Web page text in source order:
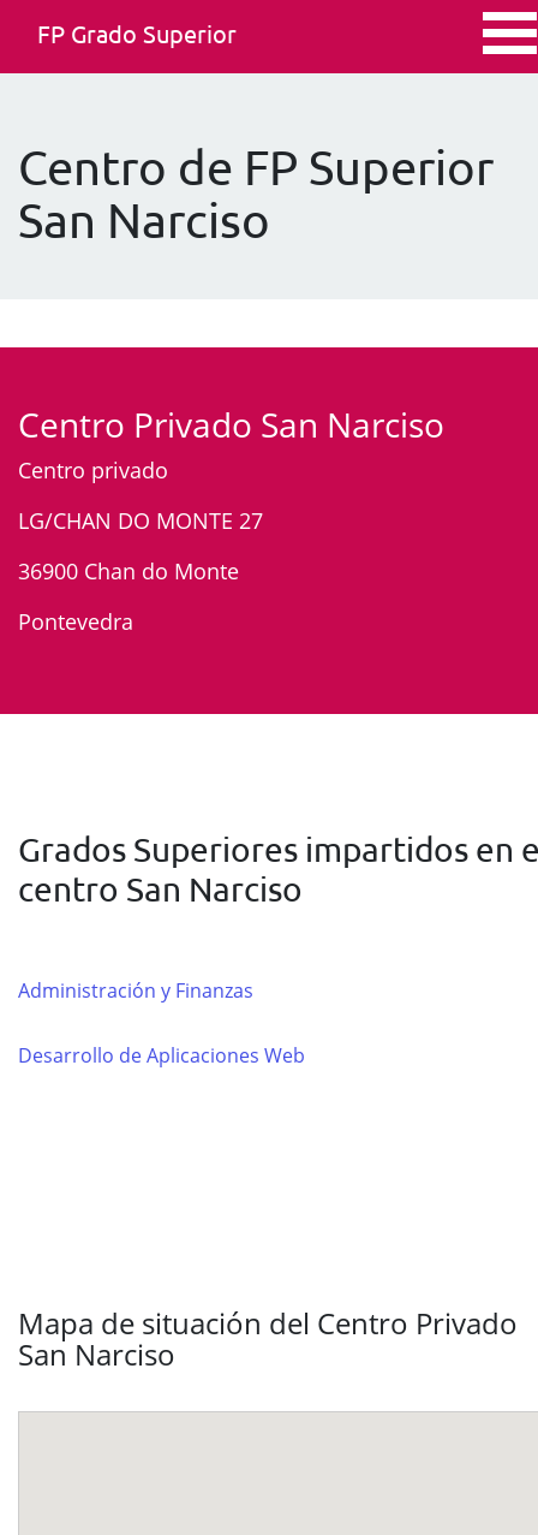
FP Grado Superior
Centro de FP Superior
San Narciso
Centro Privado San Narciso
Centro privado
LG/CHAN DO MONTE 27
36900 Chan do Monte
Pontevedra
Grados Superiores impartidos en
centro San Narciso
Administración y Finanzas
Desarrollo de Aplicaciones Web
Mapa de situación del Centro Privado
San Narciso